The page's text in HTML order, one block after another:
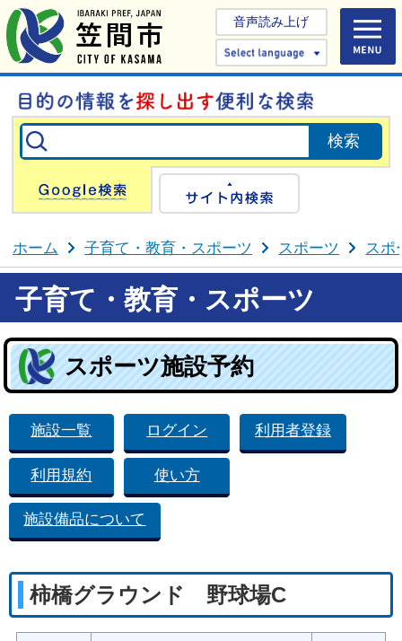
音声読み上げ
Select
Google検索
ホーム 子育て・教育・スポーツ スポーツ スポ
子育て・教育・スポーツ
スポーツ施設予約
施設一覧 ログイン 利用者登録
利用規約 使い方
施設備品について
柿橋グラウンド 野球場C